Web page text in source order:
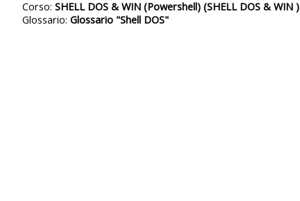
Corso:SHELL DOS & WIN (Powershell) (SHELL DOS & WIN )
Glossario:Glossario "Shell DOS"